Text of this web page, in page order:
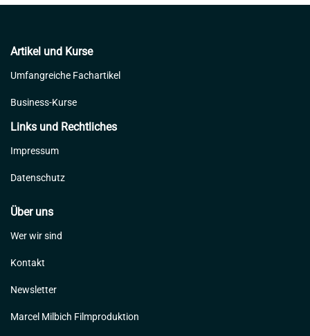
Artikel und Kurse
Umfangreiche Fachartikel
Business-Kurse
Links und Rechtliches
Impressum
Datenschutz
Über uns
Wer wir sind
Kontakt
Newsletter
Marcel Milbich Filmproduktion